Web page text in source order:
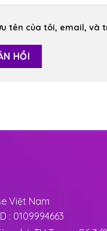
tên của tôi, email, và
Việt Nam
: 0109994663